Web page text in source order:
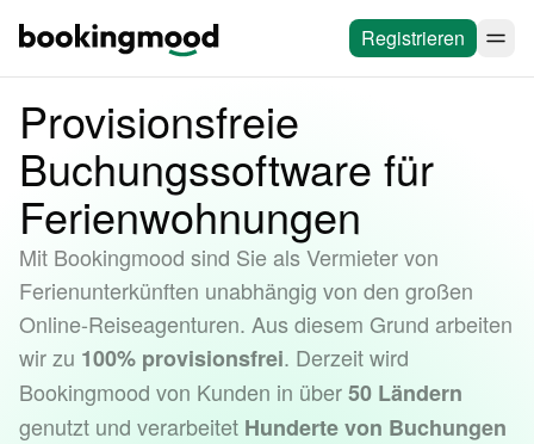
Registrieren
Provisionsfreie
Buchungssoftware für
Ferienwohnungen
Mit Bookingmood sind Sie als Vermieter von
Ferienunterkünften unabhängig von den großen
Online-Reiseagenturen. Aus diesem Grund arbeiten
wir zu 100% provisionsfrei. Derzeit wird
Bookingmood von Kunden in über50 Ländern
genutzt und verarbeitet Hunderte von Buchungen